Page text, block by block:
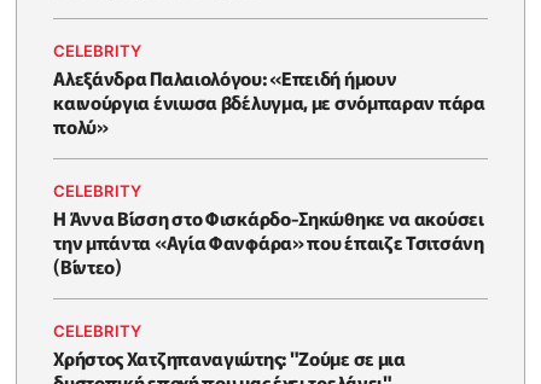
CELEBRITY
Αλεξάνδρα Παλαιολόγου: «Επειδή ήμουν
καινούργια ένιωσα βδέλυγμα, με σνόμπαραν πάρα
πολύ»
CELEBRITY
Η Άννα Βίσση στο Φισκάρδο-Σηκώθηκε να ακούσει
την μπάντα «Αγία Φανφάρα» που έπαιζε Τσιτσάνη
(Βίντεο)
CELEBRITY
Χρήστος Χατζηπαναγιώτης: "Ζούμε σε μια